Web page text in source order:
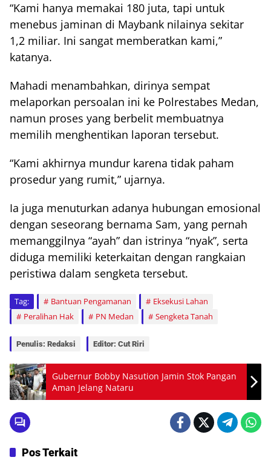
“Kami hanya memakai 180 juta, tapi untuk
menebus jaminan di Maybank nilainya sekitar
1,2 miliar. Ini sangat memberatkan kami,”
katanya.
Mahadi menambahkan, dirinya sempat
melaporkan persoalan ini ke Polrestabes Medan,
namun proses yang berbelit membuatnya
memilih menghentikan laporan tersebut.
“Kami akhirnya mundur karena tidak paham
prosedur yang rumit,” ujarnya.
Ia juga menuturkan adanya hubungan emosional
dengan seseorang bernama Sam, yang pernah
memanggilnya “ayah” dan istrinya “nyak”, serta
diduga memiliki keterkaitan dengan rangkaian
peristiwa dalam sengketa tersebut.
Tag: Bantuan Pengamanan
Eksekusi Lahan
Peralihan Hak
PN Medan Sengketa Tanah
Penulis: Redaksi Editor: Cut Riri
Gubernur Bobby Nasution Jamin Stok Pangan
Aman Jelang Nataru
Pos Terkait